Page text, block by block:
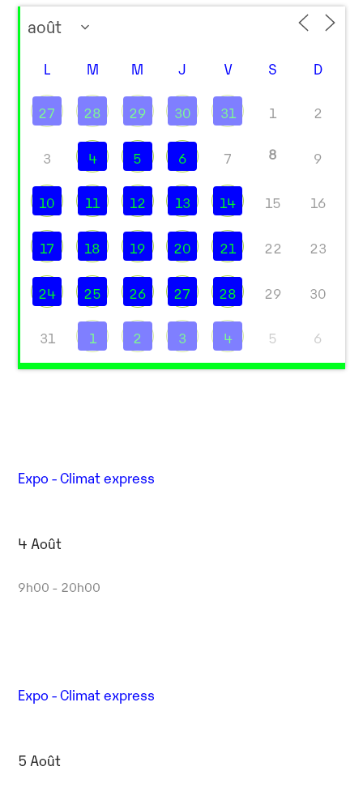
L M M J V S D
27 28 29 30 31 1 2
3 4 5 6 7 8 9
10 11 12 13 14 15 16
17 18 19 20 21 22 23
24 25 26 27 28 29 30
31 1 2 3 4 5 6
Expo - Climat express
4 Août
9h00 - 20h00
Expo - Climat express
5 Août